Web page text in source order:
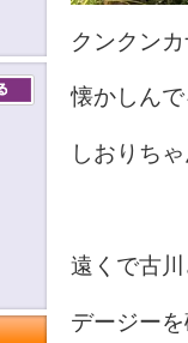
クンクン
懐かしん
しおりち
遠くで古
デージー